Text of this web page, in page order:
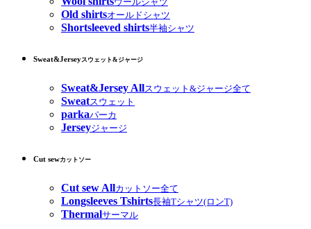
Old shirtsオールドシャツ
Shortsleeved shirts半袖シャツ
Sweat&Jerseyスウェット&ジャージ
Sweat&Jersey Allスウェット&ジャージ全て
Sweatスウェット
parkaパーカ
Jerseyジャージ
Cut sewカットソー
Cut sew Allカットソー全て
Longsleeves Tshirts長袖Tシャツ(ロンT)
Thermalサーマル